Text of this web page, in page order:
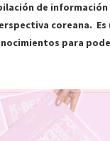
de
coreana.
para